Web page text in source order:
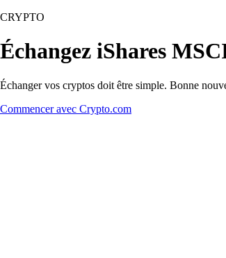
CRYPTO
Échangez iShares
Échanger vos cryptos doit être simple. Bonne
Commencer avec Crypto.com